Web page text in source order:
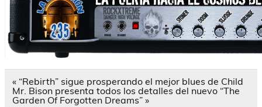
Navegación
de
entradas
« “Rebirth” sigue prosperando el mejor blues de Child
Mr. Bison presenta todos los detalles del nuevo “The
Garden Of Forgotten Dreams” »